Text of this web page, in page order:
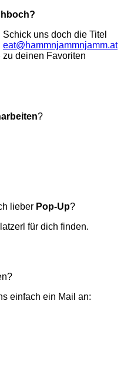
uns doch die Titel
eat@hammnjammnjamm.at
zu deinen Favoriten
?
lieber Pop-Up?
für dich finden.
einfach ein Mail an: